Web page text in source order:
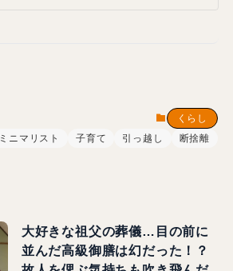
くらし
ミニマリスト 子育て 引っ越し 断捨離
大好きな祖父の葬儀…目の前に
並んだ高級御膳は幻だった！？